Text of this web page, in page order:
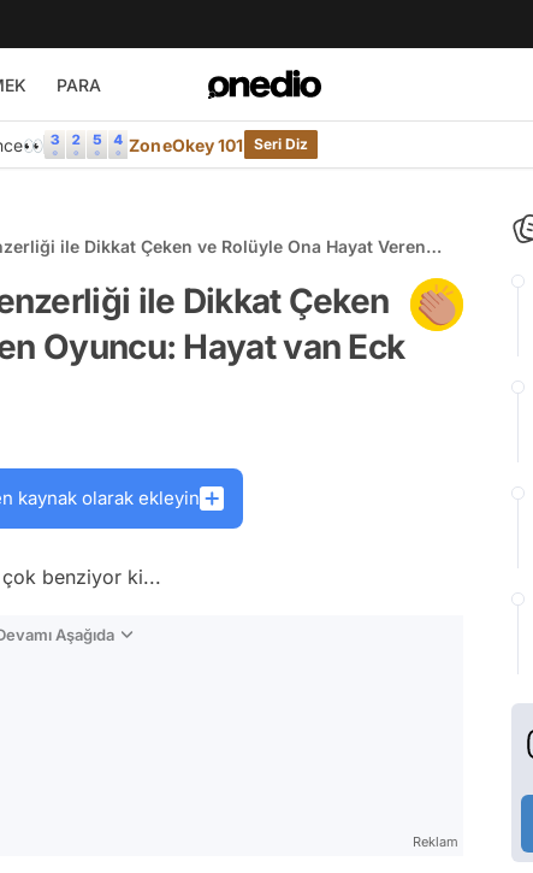
PARA
ZoneOkey 101 Seri Diz
ile Dikkat Çeken ve Rolüyle Ona Hayat Veren
ile Dikkat Çeken
Oyuncu: Hayat van Eck
kaynak olarak ekleyin
benziyor ki...
Aşağıda
Reklam